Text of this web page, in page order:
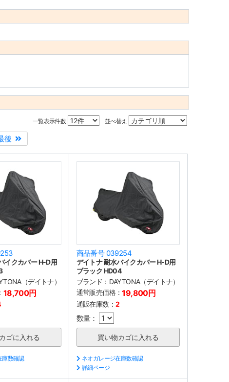
一覧表示件数 並べ替え
後
イクカバー H-D用
（デイトナ）
18,700円
庫数確認
商品番号 039254
デイトナ 耐水バイクカバー H-D用
ブラック HD04
ブランド： DAYTONA（デイトナ）
通常販売価格：19,800円
通販在庫数： 2
数量：
ネオガレージ在庫数確認
詳細ページ